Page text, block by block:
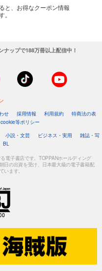
と、お得なクーポン情報
ップで188万冊以上配信中！
せ 採用情報 利用規約
特商法の表
cookie等ポリシー
小説・文芸 ビジネス・実用
雑誌・写
BL
電子書店です。TOPPANホールディング
日の出資を受け、日本最大級の電子書籍配
います。